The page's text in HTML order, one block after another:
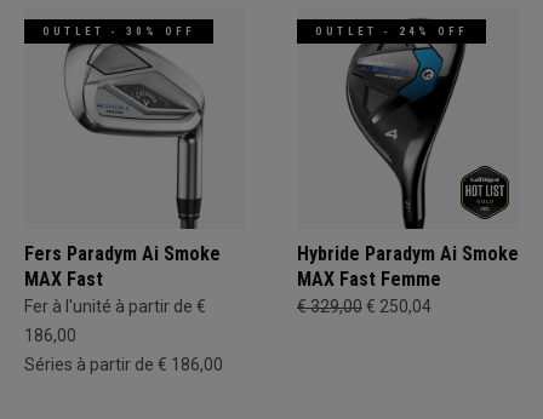
OUTLET - 30% OFF
Fers Paradym Ai Smoke
MAX Fast
Fer à l'unité à partir de €
186,00
Séries à partir de € 186,00
OUTLET - 24% OFF
Hybride Paradym Ai Smoke
MAX Fast Femme
€ 329,00€ 250,04